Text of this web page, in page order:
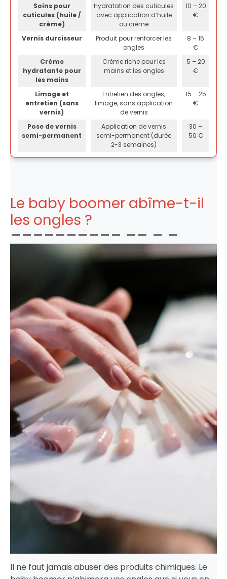
Soins pour
cuticules (huile /
crème)
Hydratation des cuticules
avec application d’huile
ou crème
10 – 20
€
Vernis durcisseur
Produit pour renforcer les
ongles
8 – 15
€
Crème
hydratante pour
les mains
Crème riche pour les
mains et les ongles
5 – 20
€
Limage et
entretien (sans
vernis)
Entretien des ongles,
limage, sans application
de vernis
15 – 25
€
Pose de vernis
semi-permanent
Application de vernis
semi-permanent (durée
2-3 semaines)
30 –
50 €
Le baby boomer abîme-t-il
les ongles ?
Il ne faut jamais abuser des produits chimiques. Le